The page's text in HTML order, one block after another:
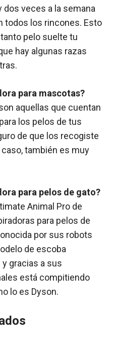
veces a la semana
todos los rincones. Esto
pelo suelte tu
hay algunas razas
para mascotas?
aquellas que cuentan
los pelos de tus
de que los recogiste
también es muy
para pelos de gato?
Animal Pro de
para pelos de
por sus robots
de escoba
gracias a sus
está compitiendo
lo es Dyson.